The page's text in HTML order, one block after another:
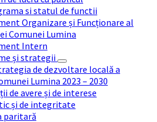
si statul de functii
Organizare și Funcționare al
Comunei Lumina
Intern
și strategii
de dezvoltare locală a
Lumina 2023 – 2030
de avere și de interese
și de integritate
paritară